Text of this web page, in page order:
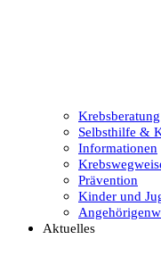
Krebsberatung
Selbsthilfe &
Informationen
Prävention
Kinder und
Aktuelles